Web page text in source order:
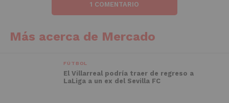
1 COMENTARIO
Más acerca de Mercado
FÚTBOL
El Villarreal podría traer de regreso a
LaLiga a un ex del Sevilla FC